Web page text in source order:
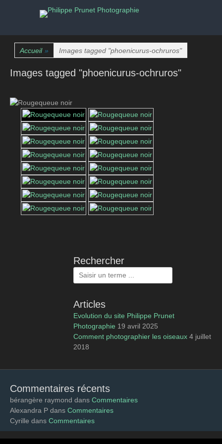
Philippe Prunet
La nature photographiée
Accueil » Images tagged "phoenicurus-ochruros"
Images tagged "phoenicurus-ochruros"
Rechercher
Rechercher :
Articles
Evolution du site Philippe Prunet
Photographie 19 avril 2025
Comment photographier les oiseaux 4 juillet
2018
Commentaires récents
bérangère raymond dans Commentaires
Alexandra P dans Commentaires
Cyrille dans Commentaires